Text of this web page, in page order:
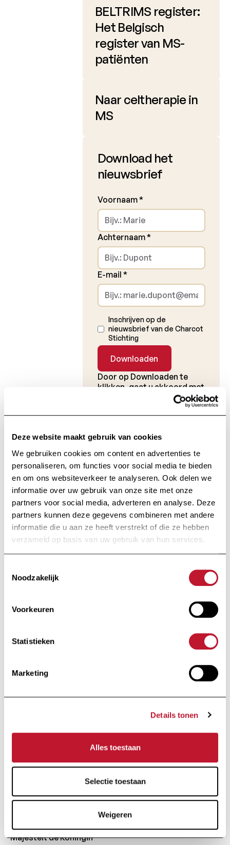
Deze website maakt gebruik van cookies
We gebruiken cookies om content en advertenties te
personaliseren, om functies voor social media te bieden
en om ons websiteverkeer te analyseren. Ook delen we
informatie over uw gebruik van onze site met onze
partners voor social media, adverteren en analyse. Deze
partners kunnen deze gegevens combineren met andere
informatie die u aan ze heeft verstrekt of die ze hebben
verzameld op basis van uw gebruik van hun services.
Noodzakelijk
Voorkeuren
Statistieken
Marketing
Details tonen
Alles toestaan
Selectie toestaan
Weigeren
BELTRIMS register:
Het Belgisch
register van MS-
patiënten
Naar celtherapie in
MS
Download het
nieuwsbrief
Voornaam*
Achternaam*
E-mail *
Inschrijven op de
nieuwsbrief van de Charcot
Stichting
Door op Downloaden te
klikken, gaat u akkoord met
* Verplicht veld
Op de hoogte
blijven
Ontvang alle informatie met betrekking tot
onderzoek en nieuws van de Charcot Stichting
rechtstreeks in je inbox.
Door op "Ik schrijf me in" te klikken, aanvaardt u ons
Stichting van openbaar nut
Bescherming van Hare
Majesteit de Koningin